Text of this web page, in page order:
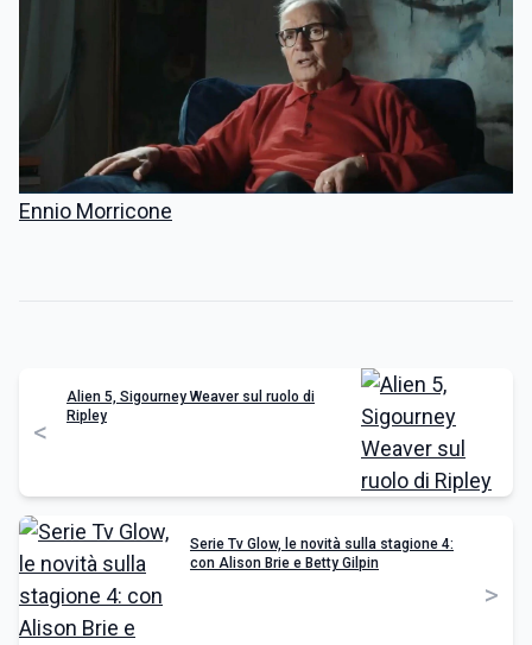
Ennio Morricone
<
Alien 5, Sigourney Weaver sul ruolo di
Ripley
Serie Tv Glow, le novità sulla stagione 4:
con Alison Brie e Betty Gilpin
>